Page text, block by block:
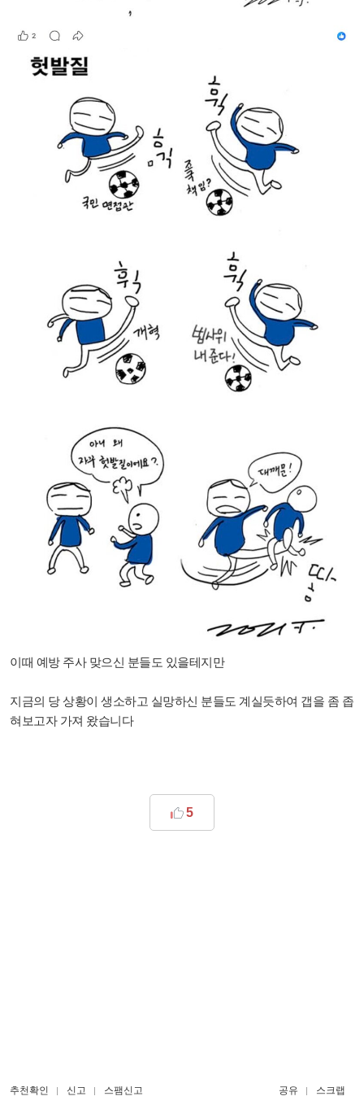
이때 예방 주사 맞으신 분들도 있을테지만
지금의 당 상황이 생소하고 실망하신 분들도 계실듯하여 갭을 좀 좁
혀보고자 가져 왔습니다
5
추천확인 신고 스팸신고 공유 스크랩